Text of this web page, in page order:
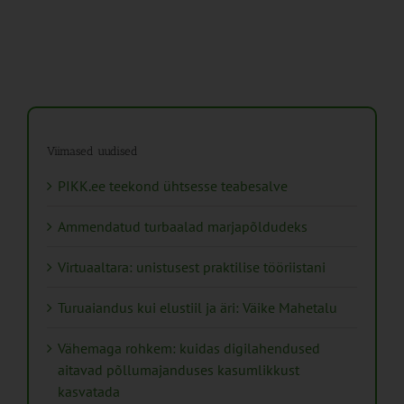
Viimased uudised
PIKK.ee teekond ühtsesse teabesalve
Ammendatud turbaalad marjapõldudeks
Virtuaaltara: unistusest praktilise tööriistani
Turuaiandus kui elustiil ja äri: Väike Mahetalu
Vähemaga rohkem: kuidas digilahendused
aitavad põllumajanduses kasumlikkust
kasvatada